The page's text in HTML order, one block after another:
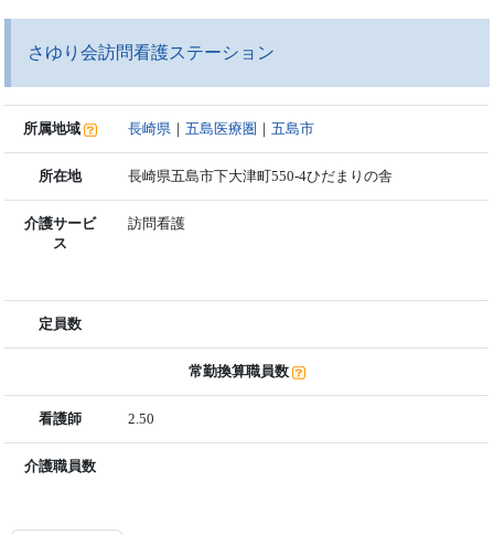
さゆり会訪問看護ステーション
所属地域 長崎県 ｜五島医療圏 ｜五島市
所在地 長崎県五島市下大津町550-4ひだまりの舎
介護サービ
ス
訪問看護
定員数
常勤換算職員数
看護師 2.50
介護職員数